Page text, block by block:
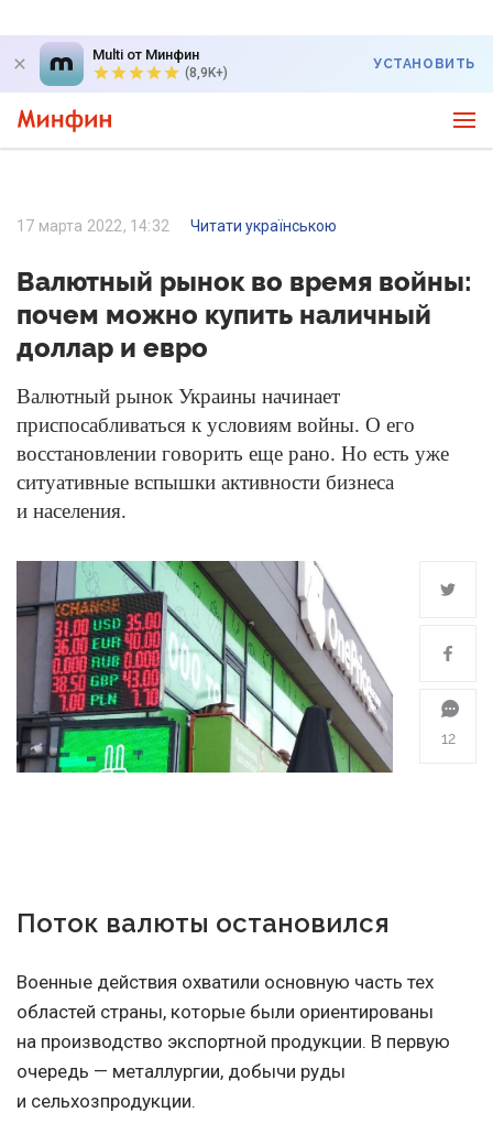
Multi от Минфин
(8,9K+)
УСТАНОВИТЬ
17 марта 2022, 14:32 Читати українською
Валютный рынок во время войны:
почем можно купить наличный
доллар и евро
Валютный рынок Украины начинает
приспосабливаться к условиям войны. О его
восстановлении говорить еще рано. Но есть уже
ситуативные вспышки активности бизнеса
и населения.
12
Поток валюты остановился
Военные действия охватили основную часть тех
областей страны, которые были ориентированы
на производство экспортной продукции. В первую
очередь — металлургии, добычи руды
и сельхозпродукции.